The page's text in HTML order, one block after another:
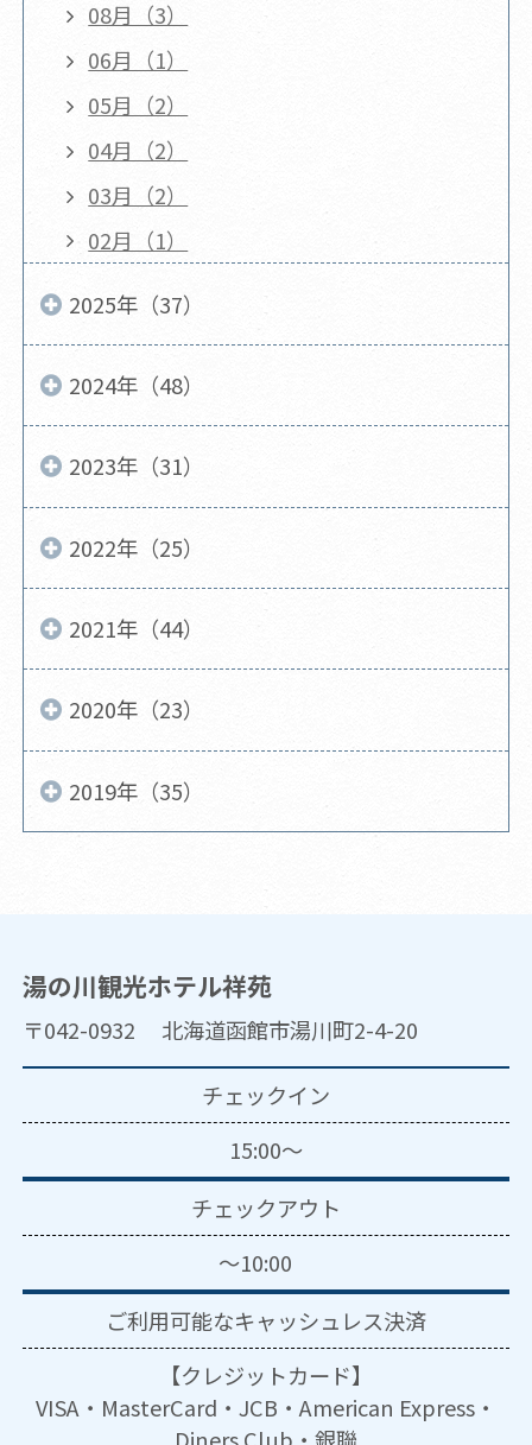
08月（3）
06月（1）
05月（2）
04月（2）
03月（2）
02月（1）
2025年（37）
2024年（48）
2023年（31）
2022年（25）
2021年（44）
2020年（23）
2019年（35）
湯の川観光ホテル祥苑
〒042-0932 北海道函館市湯川町2-4-20
チェックイン
15:00～
チェックアウト
～10:00
ご利用可能なキャッシュレス決済
【クレジットカード】
VISA・MasterCard・JCB・American Express・